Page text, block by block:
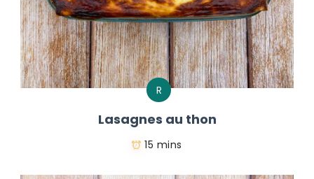
R
Lasagnes au thon
15 mins